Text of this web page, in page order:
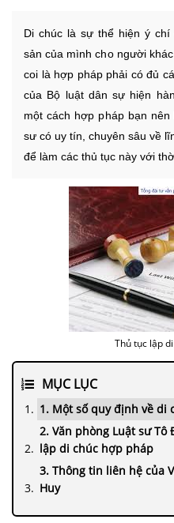
BIỂU
MẪU
LIÊN
HỆ
Di chúc là sự thể hiện ý
sản của mình cho người
coi là hợp pháp phải có đủ
của Bộ luật dân sự hiện
một cách hợp pháp bạn
sư có uy tín, chuyên sâu về
để làm các thủ tục này với
Thủ tục lập
MỤC LỤC
1. Một số quy định về di
2. Văn phòng Luật sư
lập di chúc hợp pháp
3. Thông tin liên hệ của
Huy